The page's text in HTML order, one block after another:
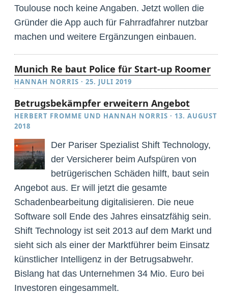
Toulouse noch keine Angaben. Jetzt wollen die
Gründer die App auch für Fahrradfahrer nutzbar
machen und weitere Ergänzungen einbauen.
Munich Re baut Police für Start-up Roomer
HANNAH NORRIS ·25. JULI 2019
Betrugsbekämpfer erweitern Angebot
HERBERT FROMME UND HANNAH NORRIS · 13. AUGUST
2018
Der Pariser Spezialist Shift Technology,
der Versicherer beim Aufspüren von
betrügerischen Schäden hilft, baut sein
Angebot aus. Er will jetzt die gesamte
Schadenbearbeitung digitalisieren. Die neue
Software soll Ende des Jahres einsatzfähig sein.
Shift Technology ist seit 2013 auf dem Markt und
sieht sich als einer der Marktführer beim Einsatz
künstlicher Intelligenz in der Betrugsabwehr.
Bislang hat das Unternehmen 34 Mio. Euro bei
Investoren eingesammelt.